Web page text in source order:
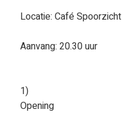
Locatie: Café Spoorzicht
Aanvang: 20.30 uur
1)